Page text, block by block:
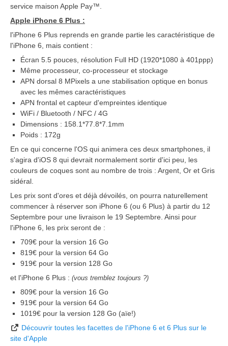
service maison Apple Pay™.
Apple iPhone 6 Plus :
l'iPhone 6 Plus reprends en grande partie les caractéristique de
l'iPhone 6, mais contient :
Écran 5.5 pouces, résolution Full HD (1920*1080 à 401ppp)
Même processeur, co-processeur et stockage
APN dorsal 8 MPixels a une stabilisation optique en bonus
avec les mêmes caractéristiques
APN frontal et capteur d'empreintes identique
WiFi / Bluetooth / NFC / 4G
Dimensions : 158.1*77.8*7.1mm
Poids : 172g
En ce qui concerne l'OS qui animera ces deux smartphones, il
s'agira d'iOS 8 qui devrait normalement sortir d'ici peu, les
couleurs de coques sont au nombre de trois : Argent, Or et Gris
sidéral.
Les prix sont d'ores et déjà dévoilés, on pourra naturellement
commencer à réserver son iPhone 6 (ou 6 Plus) à partir du 12
Septembre pour une livraison le 19 Septembre. Ainsi pour
l'iPhone 6, les prix seront de :
709€ pour la version 16 Go
819€ pour la version 64 Go
919€ pour la version 128 Go
et l'iPhone 6 Plus : (vous tremblez toujours ?)
809€ pour la version 16 Go
919€ pour la version 64 Go
1019€ pour la version 128 Go (aïe!)
Découvrir toutes les facettes de l'iPhone 6 et 6 Plus sur le
site d'Apple